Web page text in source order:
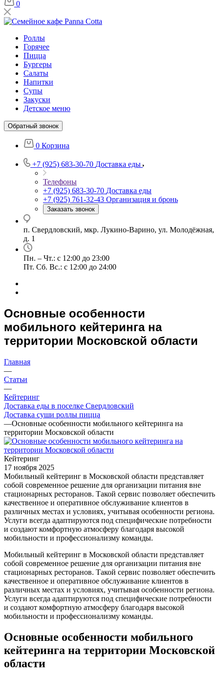
0
Роллы
Горячее
Пицца
Бургеры
Салаты
Напитки
Супы
Закуски
Детское меню
Обратный звонок
0 Корзина
+7 (925) 683-30-70 Доставка еды
Телефоны
+7 (925) 683-30-70 Доставка еды
+7 (925) 761-32-43 Организация и бронь
Заказать звонок
п. Свердловский, мкр. Лукино-Варино, ул. Молодёжная,
д. 1
Пн. – Чт.: с 12:00 до 23:00
Пт. Сб. Вс.: с 12:00 до 24:00
Основные особенности
мобильного кейтеринга на
территории Московской области
Главная
—
Статьи
—
Кейтеринг
Доставка еды в поселке Свердловский
Доставка суши роллы пицца
—Основные особенности мобильного кейтеринга на
территории Московской области
Кейтеринг
17 ноября 2025
Мобильный кейтеринг в Московской области представляет
собой современное решение для организации питания вне
стационарных ресторанов. Такой сервис позволяет обеспечить
качественное и оперативное обслуживание клиентов в
различных местах и условиях, учитывая особенности региона.
Услуги всегда адаптируются под специфические потребности
и создают комфортную атмосферу благодаря высокой
мобильности и профессионализму команды.
Мобильный кейтеринг в Московской области представляет
собой современное решение для организации питания вне
стационарных ресторанов. Такой сервис позволяет обеспечить
качественное и оперативное обслуживание клиентов в
различных местах и условиях, учитывая особенности региона.
Услуги всегда адаптируются под специфические потребности
и создают комфортную атмосферу благодаря высокой
мобильности и профессионализму команды.
Основные особенности мобильного
кейтеринга на территории Московской
области